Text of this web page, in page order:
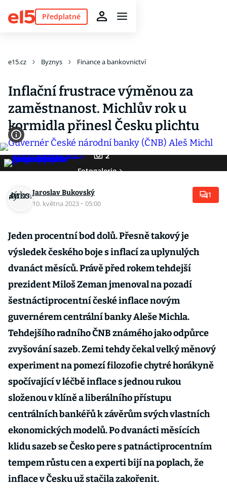
Předplatné
e15.cz Byznys Finance a bankovnictví
Inflační frustrace výměnou za
zaměstnanost. Michlův rok u
kormidla přinesl Česku plichtu
2
Fotogalerie
Jaroslav Bukovský
10. května 2023 · 05:00
1
Jeden procentní bod dolů. Přesně takový je
výsledek českého boje s inflací za uplynulých
dvanáct měsíců. Právě před rokem tehdejší
prezident Miloš Zeman jmenoval na pozadí
šestnáctiprocentní české inflace novým
guvernérem centrální banky Aleše Michla.
Tehdejšího radního ČNB známého jako odpůrce
zvyšování sazeb. Zemi tehdy čekal velký měnový
experiment na pomezí filozofie chytré horákyně
spočívající v léčbě inflace s jednou rukou
složenou v klíně a liberálního přístupu
centrálních bankéřů k závěrům svých vlastních
ekonomických modelů. Po dvanácti měsících
klidu sazeb se Česko pere s patnáctiprocentním
tempem růstu cen a experti bijí na poplach, že
inflace v Česku už stačila zakořenit.